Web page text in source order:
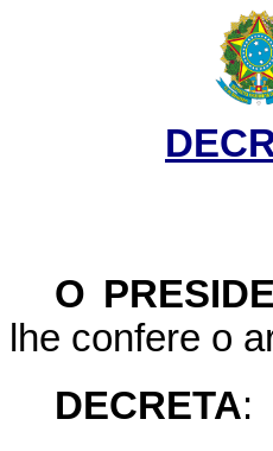
O
lhe confere o
DECRETA: